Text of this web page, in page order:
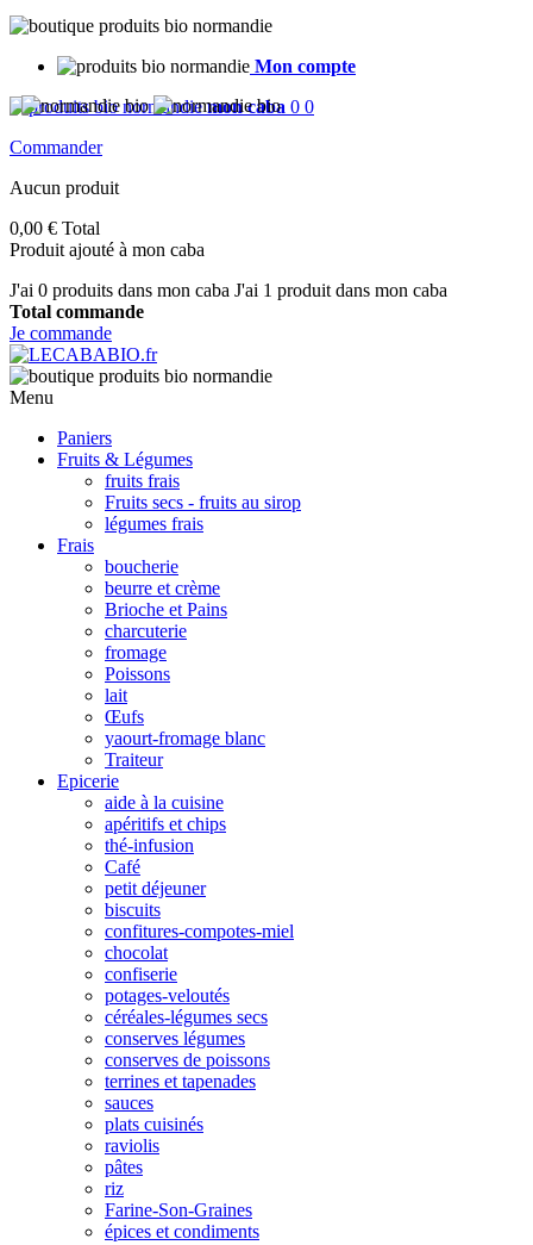
Mon compte
mon caba 0 0
Commander
Aucun produit
0,00 € Total
Produit ajouté à mon caba
J'ai 0 produits dans mon caba J'ai 1 produit dans mon caba
Total commande
Je commande
Menu
Paniers
Fruits & Légumes
fruits frais
Fruits secs - fruits au sirop
légumes frais
Frais
boucherie
beurre et crème
Brioche et Pains
charcuterie
fromage
Poissons
lait
Œufs
yaourt-fromage blanc
Traiteur
Epicerie
aide à la cuisine
apéritifs et chips
thé-infusion
Café
petit déjeuner
biscuits
confitures-compotes-miel
chocolat
confiserie
potages-veloutés
céréales-légumes secs
conserves légumes
conserves de poissons
terrines et tapenades
sauces
plats cuisinés
raviolis
pâtes
riz
Farine-Son-Graines
épices et condiments